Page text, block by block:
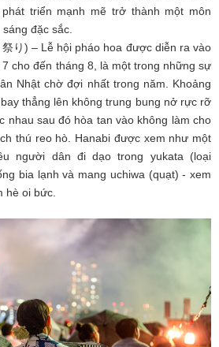
triển mạnh mẽ trở thành một môn
đặc sắc.
り) – Lễ hội pháo hoa được diễn ra vào
cho đến tháng 8, là một trong những sự
Nhật chờ đợi nhất trong năm. Khoảng
thẳng lên không trung bung nở rực rỡ
nhau sau đó hòa tan vào không làm cho
thú reo hò. Hanabi được xem như một
người dân đi dạo trong yukata (loại
bia lạnh và mang uchiwa (quạt) - xem
hè oi bức.